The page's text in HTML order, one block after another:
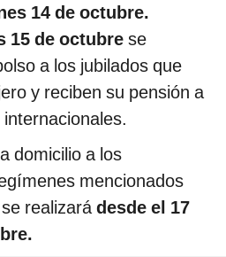
14 de octubre.
15 de octubre se
a los jubilados que
y reciben su pensión a
domicilio a los
mencionados
realizarádesde el 17